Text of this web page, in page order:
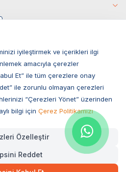
Hızlı Teslimat
Sorulan Sorular
Başiskele / KOCAELİ
iyileştirmek ve içerikleri ilgi
amacıyla çerezler
Et” ile tüm çerezlere onay
ile zorunlu olmayan çerezleri
“Çerezleri Yönet” üzerinden
bilgi için Çerez Politikamızı
Özelleştir
Reddet